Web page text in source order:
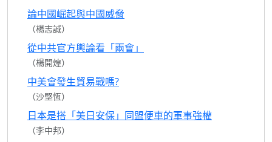
論中國崛起與中國威脅
（楊志誠）
從中共官方輿論看「兩會」
（楊開煌）
中美會發生貿易戰嗎?
（沙堅恆）
日本是搭「美日安保」同盟便車的軍事強權
（李中邦）